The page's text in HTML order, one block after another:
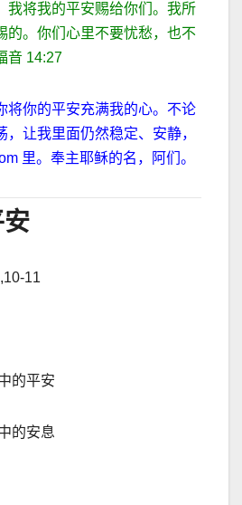
我将我的平安赐给你们。我所
的。你们心里不要忧愁，也不
音 14:27
将你的平安充满我的心。不论
让我里面仍然稳定、安静，
里。奉主耶稣的名，阿们。
11
的平安
的安息